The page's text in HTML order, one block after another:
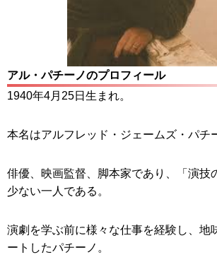
アル・パチーノのプロフィール
1940年4月25日生まれ。
本名はアルフレッド・ジェームズ・パチ
俳優、映画監督、脚本家であり、「演技
少ない一人である。
演劇を学ぶ前に様々な仕事を経験し、地
ートしたパチーノ。